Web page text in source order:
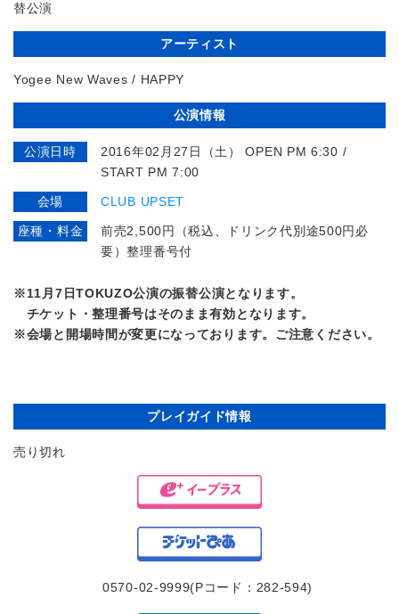
替公演
アーティスト
Yogee New Waves / HAPPY
公演情報
公演日時
2016年02月27日（土） OPEN PM 6:30 /
START PM 7:00
会場 CLUB UPSET
座種・料金
前売2,500円（税込、ドリンク代別途500円必
要）整理番号付
※11月7日TOKUZO公演の振替公演となります。
チケット・整理番号はそのまま有効となります。
※会場と開場時間が変更になっております。ご注意ください。
プレイガイド情報
売り切れ
0570-02-9999(Pコード：282-594)